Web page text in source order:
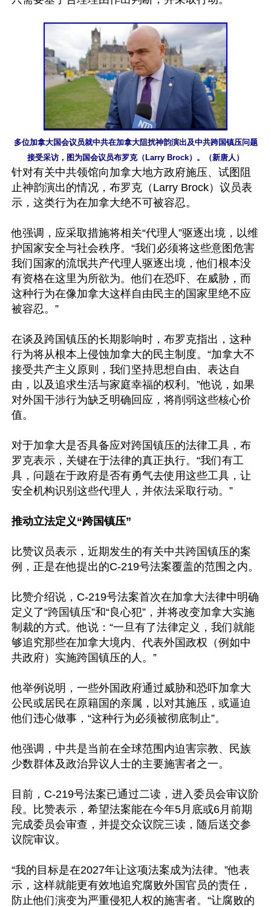
多位加拿大国会议员就中共在加拿大阻扰神韵演出及中共跨国镇压问题
接受采访，图为国会议员布罗克（Larry Brock）。（新唐人）
针对有关中共领馆向加拿大地方政府施压、试图阻
止神韵演出的情况，布罗克（Larry Brock）议员表
示，这类行为在加拿大绝不可被容忍。
他强调，应采取措施将相关“代理人”驱逐出境，以维
护国家安全与社会秩序。“我们必须将这些意图危害
我们国家的流氓共产代理人驱逐出境，他们根本没
有资格在这里为所欲为。他们在恐吓、在威胁，而
这种行为在像加拿大这样自由民主的国家里绝不应
被容忍。”
在谈及跨国镇压的长期影响时，布罗克指出，这种
行为将从根本上侵蚀加拿大的民主制度。“加拿大不
接受共产主义原则，我们坚持思想自由、表达自
由，以及追求生活与家庭幸福的权利。”他说，如果
对外国干涉行为缺乏明确回应，将削弱这些核心价
值。
对于加拿大是否具备应对跨国镇压的法律工具，布
罗克表示，关键在于法律的真正执行。“我们有工
具，问题在于政府是否有勇气去使用这些工具，让
安全机构识别这些代理人，并依法采取行动。”
推动立法定义“跨国镇压”
比赞议员表示，近期发生的有关中共跨国镇压的案
例，正是在他提出的C-219号法案覆盖的范围之内。
比赞介绍说，C-219号法案首次在加拿大法律中明确
定义了“跨国镇压”和“良心犯”，并将改变加拿大实施
制裁的方式。他说：“一旦有了法律定义，我们就能
够追究那些在加拿大境内、代表外国政权（例如中
共政府）实施跨国镇压的人。”
他举例说明，一些外国政府通过威胁和恐吓加拿大
公民或居民在原籍国的亲属，以对其施压，或逼迫
他们违心做事，“这种行为必须被彻底制止”。
他强调，中共是当前在全球范围内迫害宗教、民族
少数群体及政治异议人士的主要施害者之一。
目前，C-219号法案已通过二读，进入委员会审议阶
段。比赞表示，希望法案能在今年5月底或6月前期
完成委员会审查，并提交众议院三读，随后送交参
议院审议。
“我的目标是在2027年让这项法案成为法律。”他表
示，这样就能更有效地追究腐败外国官员的责任，
防止他们演变为严重侵犯人权的施害者。“让腐败的